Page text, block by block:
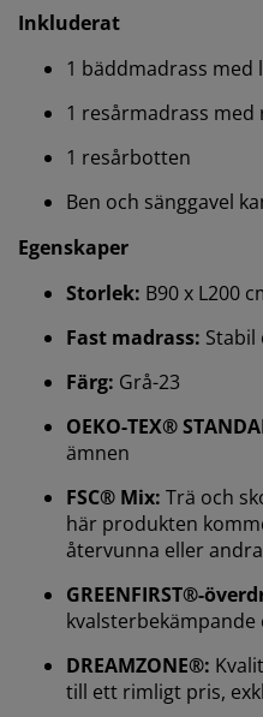
Inkluderat
1 bäddmadrass med
1 resårmadrass
1 resårbotten
Ben och sänggavel
Egenskaper
Storlek: B90 x L200
Fast madrass: Stabil
Färg: Grå-23
OEKO-TEX®
ämnen
FSC® Mix: Trä och
här produkten
återvunna eller
GREENFIRST®-
kvalsterbekämpande
DREAMZONE®:
till ett rimligt pris,
Vi personifierar din
På JYSK använder vi
att säkerställa en bra
webbplats. Cookies samlar